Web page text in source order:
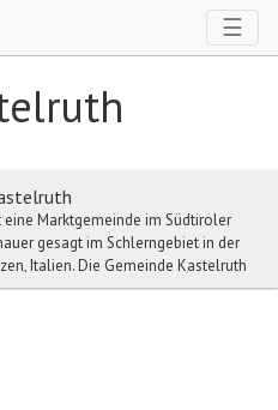
☰
Marktgemeinde im Südtiroler
gesagt im Schlerngebiet in der
Italien. Die Gemeinde Kastelruth